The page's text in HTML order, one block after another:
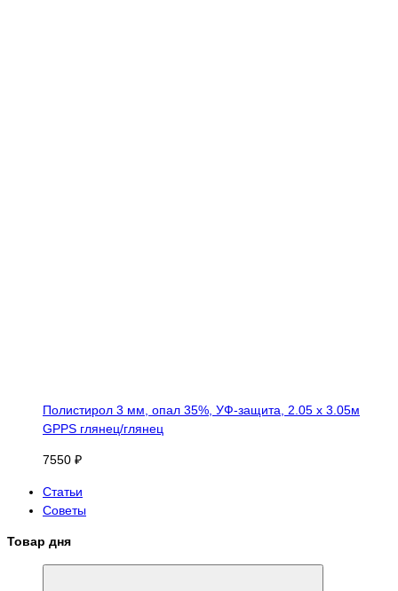
Полистирол 3 мм, опал 35%, УФ-защита, 2.05 х 3.05м
GPPS глянец/глянец
7550 ₽
Статьи
Советы
Товар дня